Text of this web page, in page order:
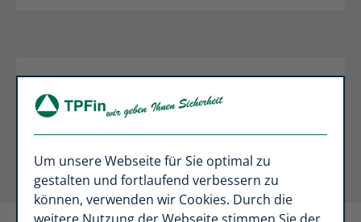
Um unsere Webseite für Sie optimal zu
gestalten und fortlaufend verbessern zu
können, verwenden wir Cookies. Durch die
Stammdaten ändern